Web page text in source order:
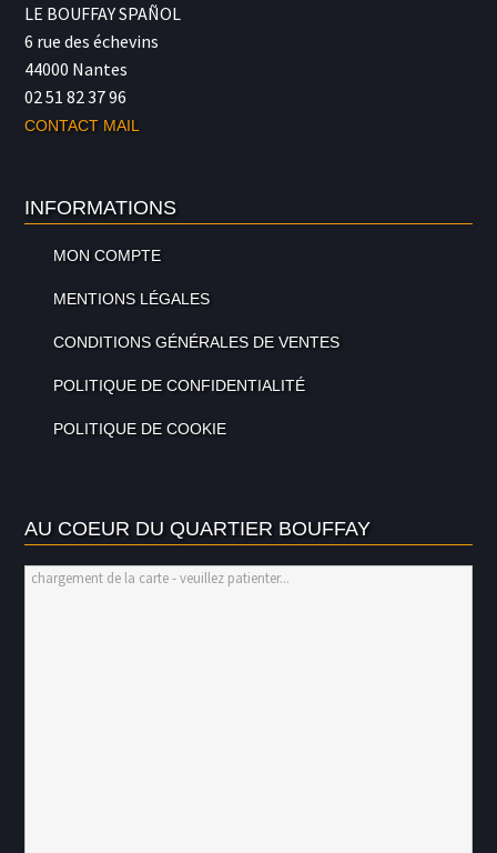
LE BOUFFAY SPAÑOL
6 rue des échevins
44000 Nantes
02 51 82 37 96
CONTACT MAIL
INFORMATIONS
MON COMPTE
MENTIONS LÉGALES
CONDITIONS GÉNÉRALES DE VENTES
POLITIQUE DE CONFIDENTIALITÉ
POLITIQUE DE COOKIE
AU COEUR DU QUARTIER BOUFFAY
chargement de la carte - veuillez patienter...